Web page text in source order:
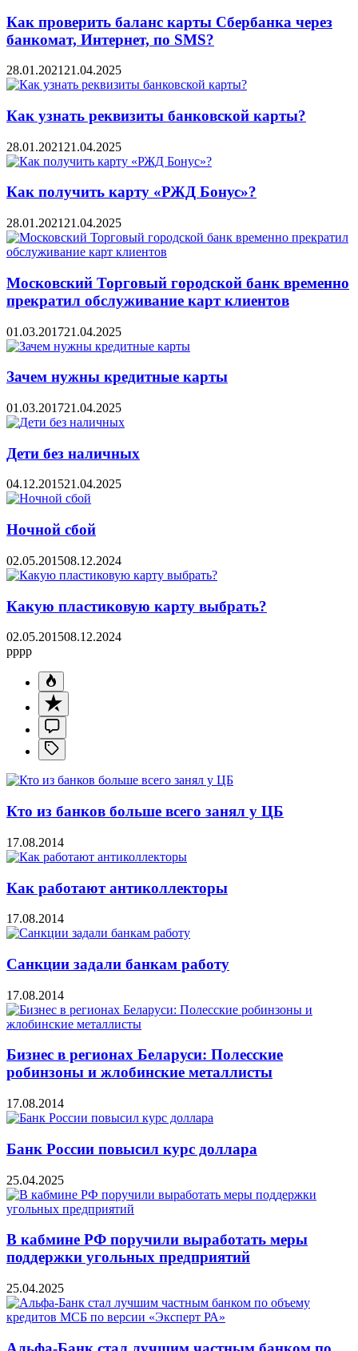
Как проверить баланс карты Сбербанка через
банкомат, Интернет, по SMS?
28.01.2021 21.04.2025
Как узнать реквизиты банковской карты?
28.01.2021 21.04.2025
Как получить карту «РЖД Бонус»?
28.01.2021 21.04.2025
Московский Торговый городской банк временно
прекратил обслуживание карт клиентов
01.03.201721.04.2025
Зачем нужны кредитные карты
01.03.201721.04.2025
Дети без наличных
04.12.201521.04.2025
Ночной сбой
02.05.201508.12.2024
Какую пластиковую карту выбрать?
02.05.201508.12.2024
pppp
Кто из банков больше всего занял у ЦБ
17.08.2014
Как работают антиколлекторы
17.08.2014
Санкции задали банкам работу
17.08.2014
Бизнес в регионах Беларуси: Полесские
робинзоны и жлобинские металлисты
17.08.2014
Банк России повысил курс доллара
25.04.2025
В кабмине РФ поручили выработать меры
поддержки угольных предприятий
25.04.2025